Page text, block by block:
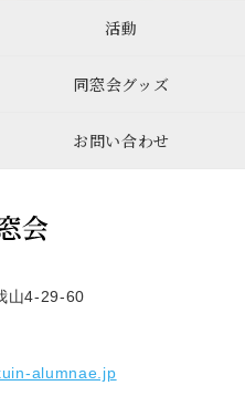
活動
同窓会グッズ
お問い合わせ
山4-29-60
alumnae.jp